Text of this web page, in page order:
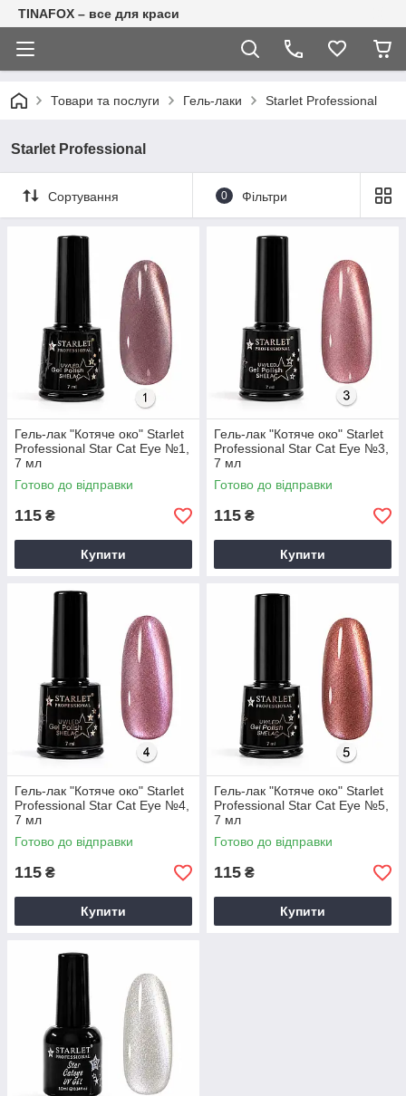
TINAFOX – все для краси
Товари та послуги Гель-лаки Starlet Professional
Starlet Professional
Сортування 0 Фільтри
Гель-лак "Котяче око" Starlet
Professional Star Cat Eye №1,
7 мл
Готово до відправки
115 ₴
Купити
Гель-лак "Котяче око" Starlet
Professional Star Cat Eye №3,
7 мл
Готово до відправки
115 ₴
Купити
Гель-лак "Котяче око" Starlet
Professional Star Cat Eye №4,
7 мл
Готово до відправки
115 ₴
Купити
Гель-лак "Котяче око" Starlet
Professional Star Cat Eye №5,
7 мл
Готово до відправки
115 ₴
Купити